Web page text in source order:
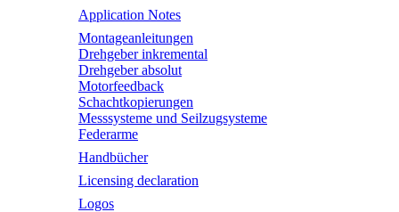
Application Notes
Montageanleitungen
Drehgeber inkremental
Drehgeber absolut
Motorfeedback
Schachtkopierungen
Messsysteme und Seilzugsysteme
Federarme
Handbücher
Licensing declaration
Logos